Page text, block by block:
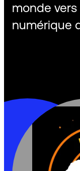
monde
numérique